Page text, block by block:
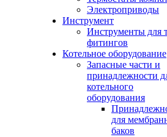
Электроприводы
Инструмент
Инструменты для
фитингов
Котельное оборудование
Запасные части и
принадлежности
котельного
оборудования
для
баков